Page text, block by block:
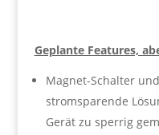
Geplante Features,
Magnet-Schalter
stromsparende
Gerät zu sperrig